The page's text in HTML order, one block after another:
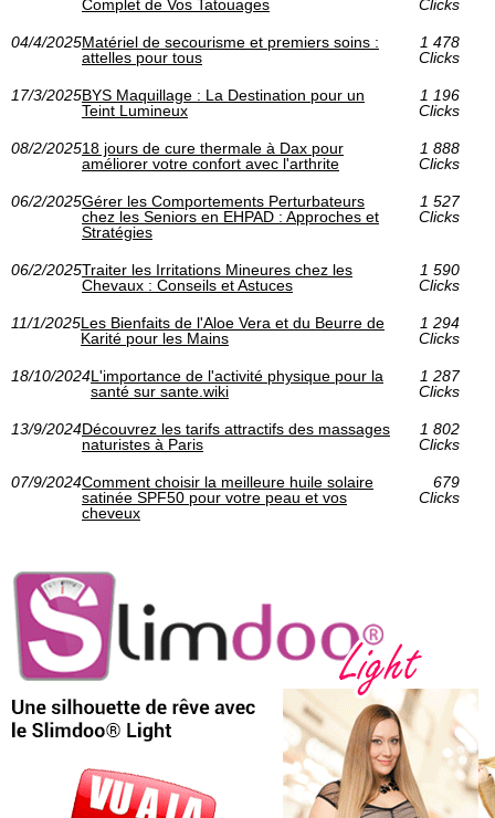
Complet de Vos Tatouages
Clicks
04/4/2025Matériel de secourisme et premiers soins :
attelles pour tous
1 478
Clicks
17/3/2025BYS Maquillage : La Destination pour un
Teint Lumineux
1 196
Clicks
08/2/202518 jours de cure thermale à Dax pour
améliorer votre confort avec l'arthrite
1 888
Clicks
06/2/2025Gérer les Comportements Perturbateurs
chez les Seniors en EHPAD : Approches et
Stratégies
1 527
Clicks
06/2/2025Traiter les Irritations Mineures chez les
Chevaux : Conseils et Astuces
1 590
Clicks
11/1/2025Les Bienfaits de l'Aloe Vera et du Beurre de
Karité pour les Mains
1 294
Clicks
18/10/2024L'importance de l'activité physique pour la
santé sur sante.wiki
1 287
Clicks
13/9/2024Découvrez les tarifs attractifs des massages
naturistes à Paris
1 802
Clicks
07/9/2024Comment choisir la meilleure huile solaire
satinée SPF50 pour votre peau et vos
cheveux
679
Clicks